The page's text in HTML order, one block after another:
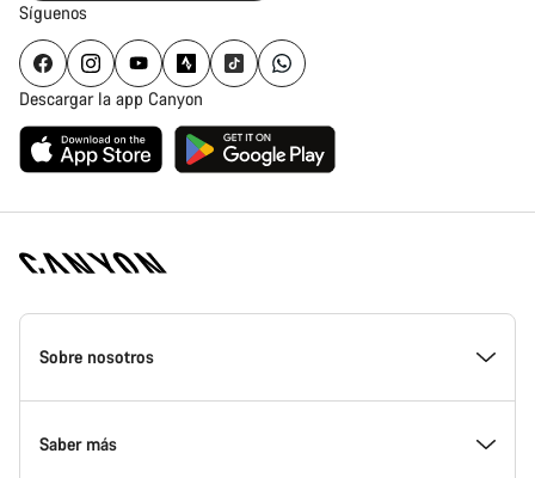
Síguenos
Descargar la app Canyon
Canyon
Homepage
Sobre nosotros
Conoce Canyon
Saber más